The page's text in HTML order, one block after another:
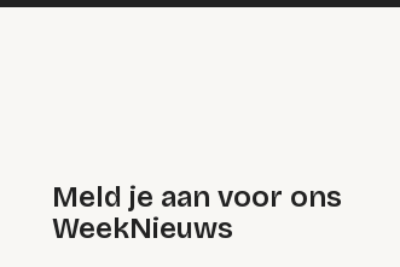
Meld je aan voor ons
WeekNieuws